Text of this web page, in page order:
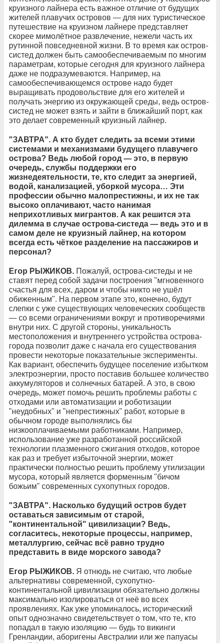
круизного лайнера есть важное отличие от будущих
жителей плавучих островов — для них туристическое
путешествие на круизном лайнере представляет
скорее мимолётное развлечение, нежели часть их
рутинной повседневной жизни. В то время как остров-
систед должен быть самообеспечиваемым по многим
параметрам, которые сегодня для круизного лайнера
даже не подразумеваются. Например, на
самообеспечивающемся острове надо будет
выращивать продовольствие для его жителей и
получать энергию из окружающей среды, ведь остров-
систед не может взять и зайти в ближайший порт, как
это делает современный круизный лайнер.
"ЗАВТРА". А кто будет следить за всеми этими
системами и механизмами будущего плавучего
острова? Ведь любой город — это, в первую
очередь, службы поддержки его
жизнедеятельности, те, кто следит за энергией,
водой, канализацией, уборкой мусора… Эти
профессии обычно малопрестижны, и их не так
высоко оплачивают, часто нанимая
неприхотливых мигрантов. А как решится эта
дилемма в случае острова-систеда — ведь это и в
самом деле не круизный лайнер, на котором
всегда есть чёткое разделение на пассажиров и
персонал?
Егор РЫЖИКОВ. Пожалуй, острова-систеды и не
ставят перед собой задачи построения "мгновенного
счастья для всех, даром и чтобы никто не ушёл
обиженным". На первом этапе это, конечно, будут
слепки с уже существующих человеческих сообществ
— со всеми ограничениями вокруг и противоречиями
внутри них. С другой стороны, уникальность
местоположения и внутреннего устройства острова-
города позволит даже с начала его существования
провести некоторые показательные эксперименты.
Как вариант, обеспечить будущее поселение избытком
электроэнергии, просто поставив большее количество
аккумуляторов и солнечных батарей. А это, в свою
очередь, может помочь решить проблемы работы с
отходами или автоматизации и роботизации
"неудобных" и "непрестижных" работ, которые в
обычном городе выполнялись бы
низкооплачиваемыми работниками. Например,
использование уже разработанной российской
технологии плазменного сжигания отходов, которое
как раз и требует избыточной энергии, может
практически полностью решить проблему утилизации
мусора, который является форменным "бичом
божьим" современных сухопутных городов.
"ЗАВТРА". Насколько будущий остров будет
оставаться зависимым от старой,
"континентальной" цивилизации? Ведь,
согласитесь, некоторые процессы, например,
металлургию, сейчас всё равно трудно
представить в виде морского завода?
Егор РЫЖИКОВ. Я отнюдь не считаю, что любые
альтернативы современной, сухопутно-
континентальной цивилизации обязательно должны
максимально изолироваться от неё во всех
проявлениях. Как уже упоминалось, исторический
опыт однозначно свидетельствует о том, что те, кто
попадал в такую изоляцию — будь то викинги
Гренландии, аборигены Австралии или же папуасы